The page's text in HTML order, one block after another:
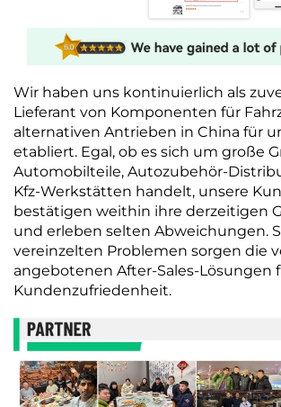
Wir haben uns kontinuierlich als
Lieferant von Komponenten für
alternativen Antrieben in China für
etabliert. Egal, ob es sich um große
Automobilteile, Autozubehör-
Kfz-Werkstätten handelt, unsere
bestätigen weithin ihre derzeitigen
und erleben selten Abweichungen.
vereinzelten Problemen sorgen die
angebotenen After-Sales-Lösungen
Kundenzufriedenheit.